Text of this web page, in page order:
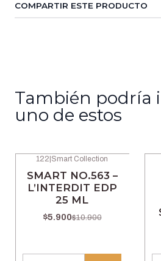
COMPARTIR ESTE PRODUCTO
También podría
uno de estos
122 Smart Collection
SMART NO.563 –
L’INTERDIT EDP
25 ML
$5.900$10.900